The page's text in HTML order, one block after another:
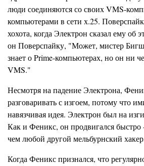
люди соединяются со своих VMS-
компьютерами в сети х.25.
хохота, когда Электрон сказал ему об
он Поверспайку, "Может, мистер
знает о Prime-компьютерах, но он ни
VMS."
Несмотря на падение Электрона,
разговаривать с изгоем, потому что
навязчивая идея. Электрон был на
Как и Феникс, он продвигался быстро
чем любой другой мельбурнский
Когда Феникс признался, что